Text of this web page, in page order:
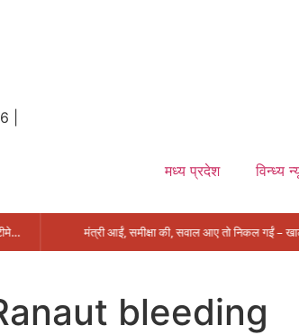
मध्य प्रदेश विन्ध्य
पर मंत्री ने उठाए सवाल
bleeding